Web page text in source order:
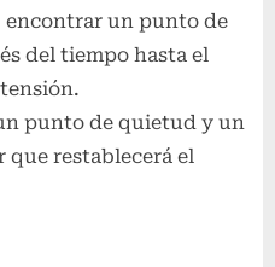
encontrar un punto de
del tiempo hasta el
punto de quietud y un
restablecerá el